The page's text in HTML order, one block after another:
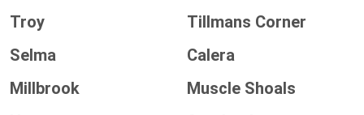
Troy
Tillmans Corner
Selma
Calera
Millbrook
Muscle Shoals